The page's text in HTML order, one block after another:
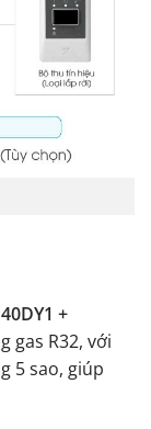
+
gas R32, với
5 sao, giúp